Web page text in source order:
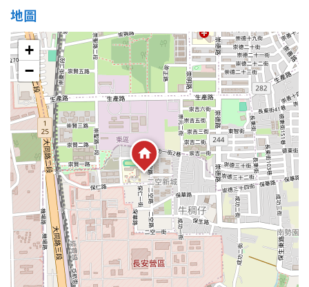
21樓以上
~ 樓
格局
不拘
1房
2房 3房
4房 5房以上
地圖
+
−